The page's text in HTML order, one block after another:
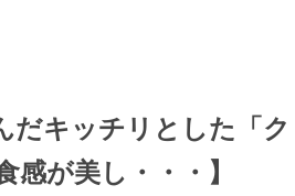
だキッチリとした「ク
感が美し・・・】